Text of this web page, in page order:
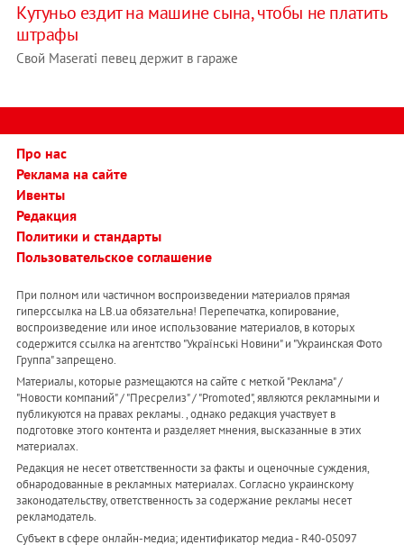
Кутуньо ездит на машине сына, чтобы не платить
штрафы
Свой Maserati певец держит в гараже
Про нас
Реклама на сайте
Ивенты
Редакция
Политики и стандарты
Пользовательское соглашение
При полном или частичном воспроизведении материалов прямая
гиперссылка на LB.ua обязательна! Перепечатка, копирование,
воспроизведение или иное использование материалов, в которых
содержится ссылка на агентство "Українськi Новини" и "Украинская Фото
Группа" запрещено.
Материалы, которые размещаются на сайте с меткой "Реклама" /
"Новости компаний" / "Пресрелиз" / "Promoted", являются рекламными и
публикуются на правах рекламы. , однако редакция участвует в
подготовке этого контента и разделяет мнения, высказанные в этих
материалах.
Редакция не несет ответственности за факты и оценочные суждения,
обнародованные в рекламных материалах. Согласно украинскому
законодательству, ответственность за содержание рекламы несет
рекламодатель.
Субъект в сфере онлайн-медиа; идентификатор медиа - R40-05097